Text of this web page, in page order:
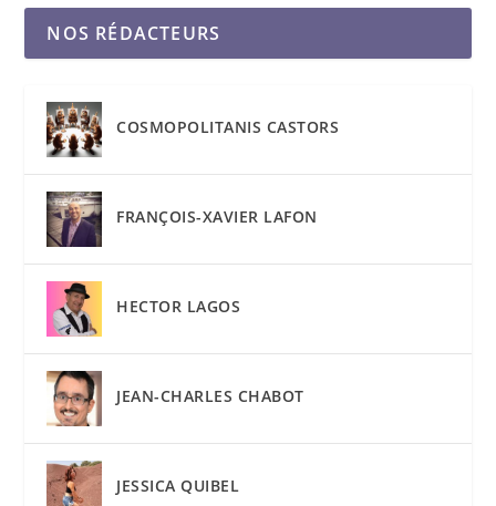
NOS RÉDACTEURS
COSMOPOLITANIS CASTORS
FRANÇOIS-XAVIER LAFON
HECTOR LAGOS
JEAN-CHARLES CHABOT
JESSICA QUIBEL